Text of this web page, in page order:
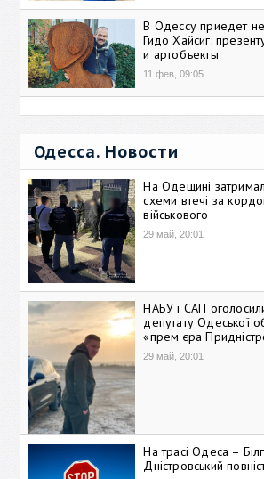
В Одессу приедет
Гидо Хайсиг:
и артобъекты
11 фев, 09:05
Одесса. Новости
На Одещині
схеми втечі за
військового
29 май, 20:01
НАБУ і САП
депутату Одеської
«прем'єра
29 май, 20:01
На трасі Одеса –
Дністровський